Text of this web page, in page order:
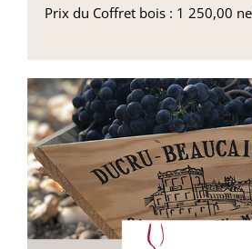
Prix du Coffret bois : 1 250,00